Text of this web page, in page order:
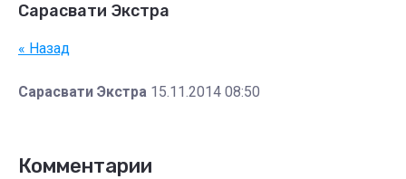
Сарасвати Экстра
« Назад
Сарасвати Экстра 15.11.2014 08:50
Комментарии